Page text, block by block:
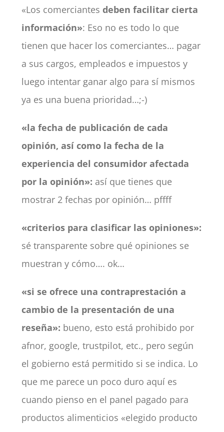
«Los comerciantes deben facilitar cierta
información»: Eso no es todo lo que
tienen que hacer los comerciantes… pagar
a sus cargos, empleados e impuestos y
luego intentar ganar algo para sí mismos
ya es una buena prioridad…;-)
«la fecha de publicación de cada
opinión, así como la fecha de la
experiencia del consumidor afectada
por la opinión»: así que tienes que
mostrar 2 fechas por opinión… pffff
«criterios para clasificar las opiniones»:
sé transparente sobre qué opiniones se
muestran y cómo…. ok…
«si se ofrece una contraprestación a
cambio de la presentación de una
reseña»: bueno, esto está prohibido por
afnor, google, trustpilot, etc., pero según
el gobierno está permitido si se indica. Lo
que me parece un poco duro aquí es
cuando pienso en el panel pagado para
productos alimenticios «elegido producto